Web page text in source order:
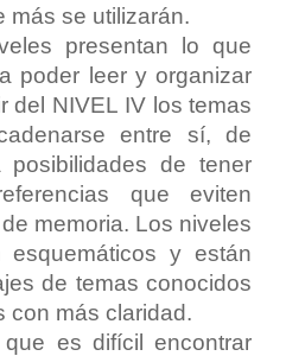
más se utilizarán.
presentan lo que
poder leer y organizar
del NIVEL IV los temas
entre sí, de
de tener
que eviten
memoria. Los niveles
y están
de temas conocidos
con más claridad.
es difícil encontrar